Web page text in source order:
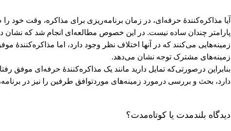
آیا مذاکره‌کنندۀ حرفه‌ای، در زمان برنامه‌ریزی برای مذاکره، وقت
پارامتر چندان ساده نیست. در این خصوص مطالعه‌ای انجام شد که
زمینه‌هایی می‌کنند که در آنها اختلاف‌ نظر وجود دارد، اما مذاکره‌کنندۀ
زمینه‌های مشترک توجه نشان می‌دهد.
بنابراین درصورتی‌که تمایل دارید مانند یک مذاکره‌کنندۀ حرفه‌ای موفق
دارد، بحث و بررسی درمورد زمینه‌های موردتوافق طرفین را نیز در
دیدگاه بلندمدت یا کوتاه‌مدت؟